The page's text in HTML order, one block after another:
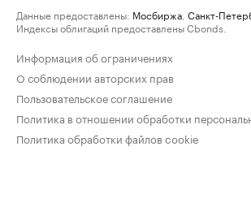
Данные предоставлены: Мосбиржа Санкт-
Индексы облигаций предоставлены Cbonds.
Информация об ограничениях
О соблюдении авторских прав
Пользовательское соглашение
Политика в отношении обработки
Политика обработки файлов cookie